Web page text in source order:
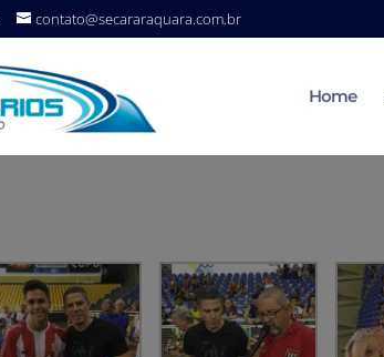
contato@secararaquara.com.br
Home